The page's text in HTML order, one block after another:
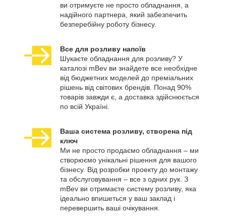
ви отримуєте не просто обладнання, а
надійного партнера, який забезпечить
безперебійну роботу бізнесу.
Все для розливу напоїв
Шукаєте обладнання для розливу? У
каталозі mBev ви знайдете все необхідне
від бюджетних моделей до преміальних
рішень від світових брендів. Понад 90%
товарів завжди є, а доставка здійснюється
по всій Україні.
Ваша система розливу, створена під
ключ
Ми не просто продаємо обладнання – ми
створюємо унікальні рішення для вашого
бізнесу. Від розробки проекту до монтажу
та обслуговування – все з одних рук. З
mBev ви отримаєте систему розливу, яка
ідеально впишеться у ваш заклад і
перевершить ваші очікування.